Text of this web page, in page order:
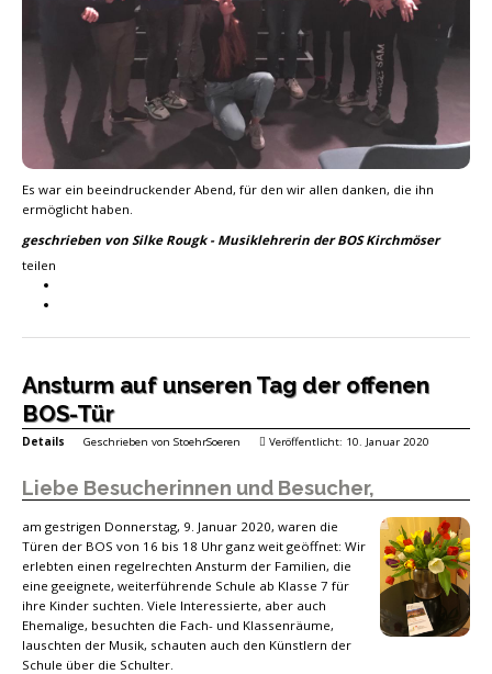
Es war ein beeindruckender Abend, für den wir allen danken, die ihn
ermöglicht haben.
geschrieben von Silke Rougk - Musiklehrerin der BOS Kirchmöser
teilen
Ansturm auf unseren Tag der offenen
BOS-Tür
Details Geschrieben von StoehrSoeren Veröffentlicht: 10. Januar 2020
Liebe Besucherinnen und Besucher,
am gestrigen Donnerstag, 9. Januar 2020, waren die
Türen der BOS von 16 bis 18 Uhr ganz weit geöffnet: Wir
erlebten einen regelrechten Ansturm der Familien, die
eine geeignete, weiterführende Schule ab Klasse 7 für
ihre Kinder suchten. Viele Interessierte, aber auch
Ehemalige, besuchten die Fach- und Klassenräume,
lauschten der Musik, schauten auch den Künstlern der
Schule über die Schulter.